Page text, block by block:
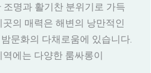
조명과 활기찬 분위기로 가득
곳의 매력은 해변의 낭만적인
문화의 다채로움에 있습니다.
역에는 다양한 룸싸롱이